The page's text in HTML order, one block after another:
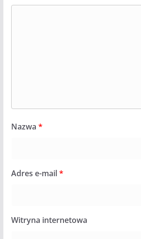
Nazwa *
Adres e-mail*
Witryna internetowa